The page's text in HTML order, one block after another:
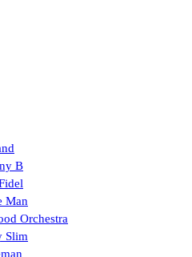
B
Man
Orchestra
Slim